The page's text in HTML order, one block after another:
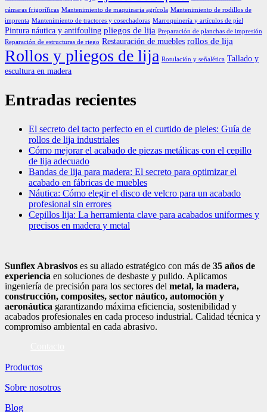
cámaras frigoríficas Mantenimiento de maquinaria agrícola Mantenimiento de rodillos de
imprenta Mantenimiento de tractores y cosechadoras Marroquinería y artículos de piel
Pintura náutica y antifouling pliegos de lija Preparación de planchas de impresión
Reparación de estructuras de riego Restauración de muebles rollos de lija
Rollos y pliegos de lija Rotulación y señalética Tallado y
escultura en madera
Entradas recientes
El secreto del tacto perfecto en el curtido de pieles: Guía de
rollos de lija industriales
Cómo mejorar el acabado de piezas metálicas con el cepillo
de lija adecuado
Bandas de lija para madera: El secreto para optimizar el
acabado en fábricas de muebles
Náutica: Cómo elegir el disco de velcro para un acabado
profesional sin errores
Cepillos lija: La herramienta clave para acabados uniformes y
precisos en madera y metal
Sunflex Abrasivos es su aliado estratégico con más de 35 años de
experiencia en soluciones de desbaste y pulido. Aplicamos
ingeniería de precisión para los sectores del metal, la madera,
construcción, composites, sector náutico, automoción y
aeronáutica garantizando máxima eficiencia, sostenibilidad y
acabados profesionales en cada proceso industrial. Calidad técnica y
compromiso ambiental en cada abrasivo.
Productos
Sobre nosotros
Blog